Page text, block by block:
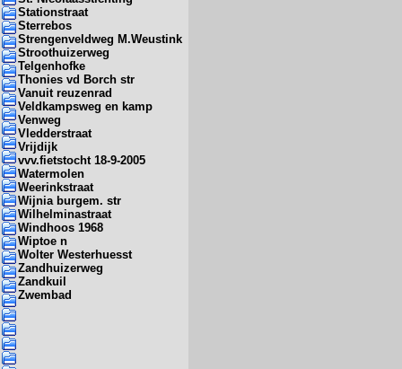
Stationstraat
Sterrebos
Strengenveldweg M.Weustink
Stroothuizerweg
Telgenhofke
Thonies vd Borch str
Vanuit reuzenrad
Veldkampsweg en kamp
Venweg
Vledderstraat
Vrijdijk
vvv.fietstocht 18-9-2005
Watermolen
Weerinkstraat
Wijnia burgem. str
Wilhelminastraat
Windhoos 1968
Wiptoe n
Wolter Westerhuesst
Zandhuizerweg
Zandkuil
Zwembad